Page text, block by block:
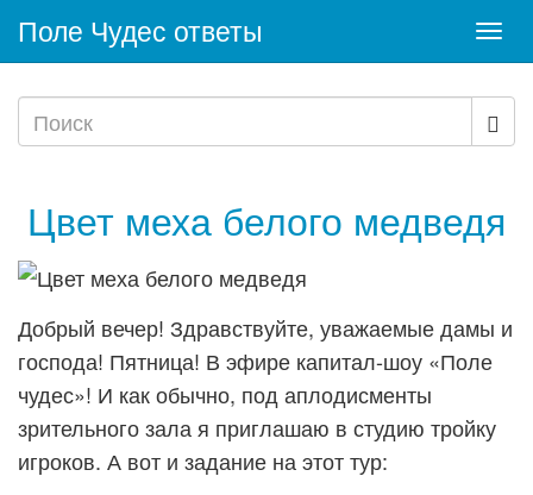
Поле Чудес ответы
Цвет меха белого медведя
Добрый вечер! Здравствуйте, уважаемые дамы и
господа! Пятница! В эфире капитал-шоу «Поле
чудес»! И как обычно, под аплодисменты
зрительного зала я приглашаю в студию тройку
игроков. А вот и задание на этот тур: